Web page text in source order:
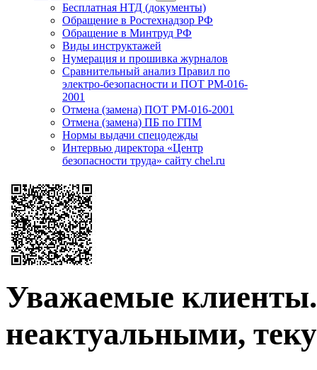
Бесплатная НТД (документы)
Обращение в Ростехнадзор РФ
Обращение в Минтруд РФ
Виды инструктажей
Нумерация и прошивка журналов
Сравнительный анализ Правил по
электро-безопасности и ПОТ РМ-016-
2001
Отмена (замена) ПОТ РМ-016-2001
Отмена (замена) ПБ по ГПМ
Нормы выдачи спецодежды
Интервью директора «Центр
безопасности труда» сайту chel.ru
Уважаемые
неактуальными,